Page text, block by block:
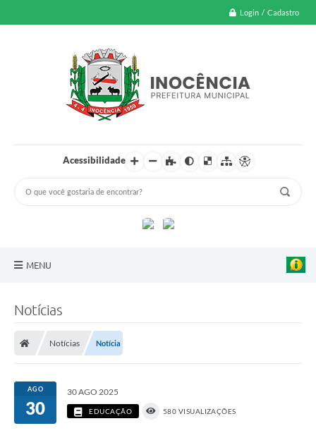
Login / Cadastro
Acessibilidade
MENU
Transparência Pública
Notícias
Legislação
Notícias
Notícias Notícia
AGO
30
30 AGO 2025
EDUCAÇÃO 580 VISUALIZAÇÕES